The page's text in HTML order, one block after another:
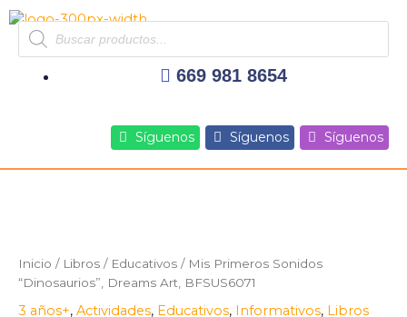
al
contenido
Products
search
669 981 8654
Síguenos Síguenos Síguenos
Inicio / Libros / Educativos / Mis Primeros Sonidos
“Dinosaurios”, Dreams Art, BFSUS6071
3 años+, Actividades, Educativos, Informativos, Libros
"Dinosaurios",
Dreams
BFSUS6071